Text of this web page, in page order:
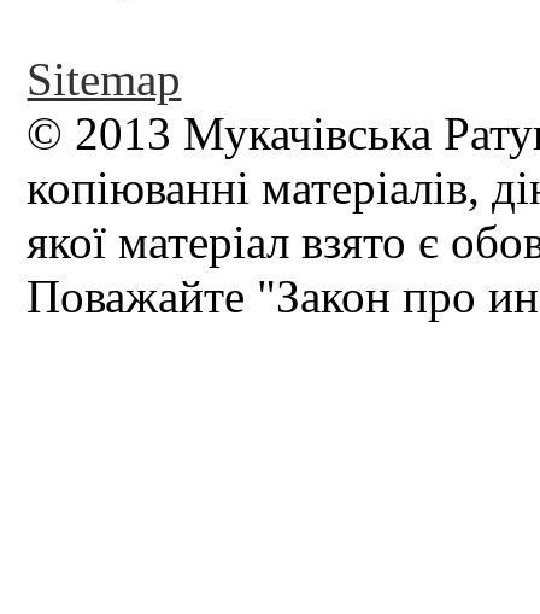
Sitemap
© 2013 Мукачівська
копіюванні матеріалів,
якої матеріал взято є
Поважайте "Закон про